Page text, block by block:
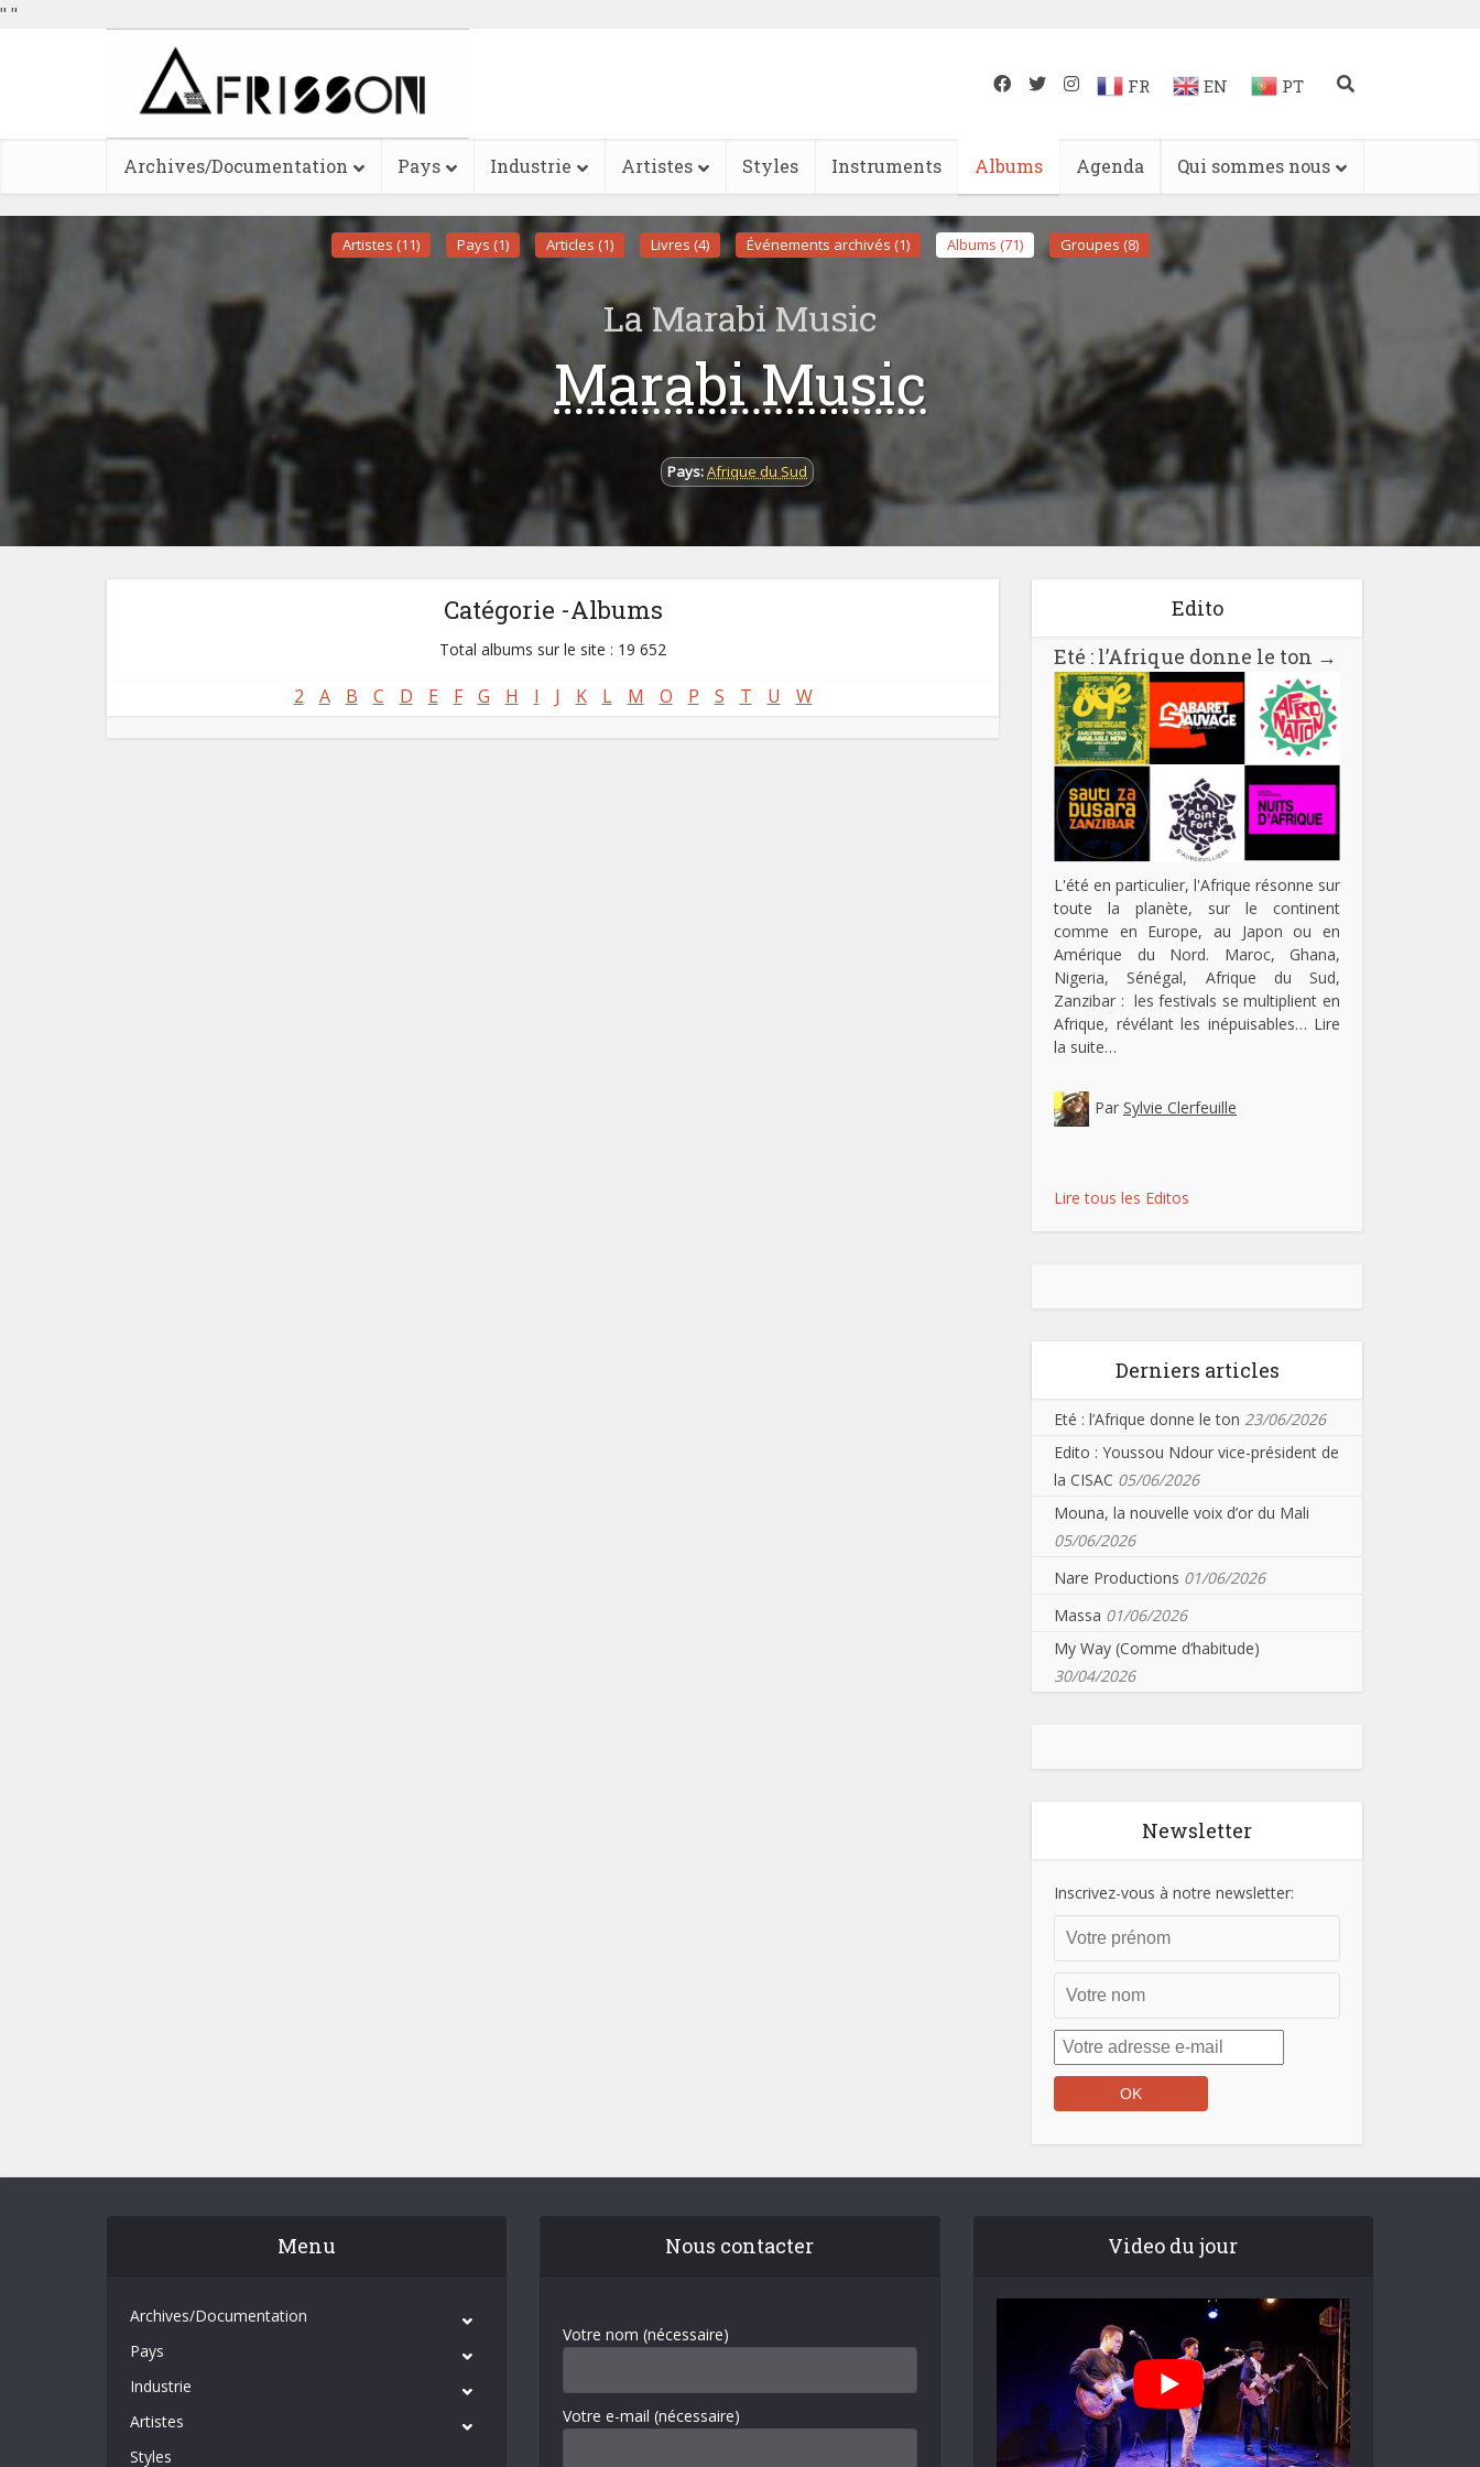
" "
FR EN PT
Archives/Documentation Pays Industrie Artistes Styles Instruments Albums Agenda Qui sommes nous
Artistes (11) Pays (1) Articles (1) Livres (4) Événements archivés (1) Albums (71) Groupes (8)
La Marabi Music
Marabi Music
Pays:Afrique du Sud
Catégorie -Albums
Total albums sur le site : 19 652
2 A B C D E F G H I J K L M O P S T U W
Edito
Eté : l’Afrique donne le ton →
L'été en particulier, l'Afrique résonne sur
toute la planète, sur le continent
comme en Europe, au Japon ou en
Amérique du Nord. Maroc, Ghana,
Nigeria, Sénégal, Afrique du Sud,
Zanzibar : les festivals se multiplient en
Afrique, révélant les inépuisables… Lire
la suite…
Par Sylvie Clerfeuille
Lire tous les Editos
Derniers articles
Eté : l’Afrique donne le ton 23/06/2026
Edito : Youssou Ndour vice-président de
la CISAC 05/06/2026
Mouna, la nouvelle voix d’or du Mali
05/06/2026
Nare Productions 01/06/2026
Massa 01/06/2026
My Way (Comme d’habitude)
30/04/2026
Newsletter
Inscrivez-vous à notre newsletter:
Menu
Archives/Documentation
Pays
Industrie
Artistes
Styles
Nous contacter
Votre nom (nécessaire)
Votre e-mail (nécessaire)
Video du jour